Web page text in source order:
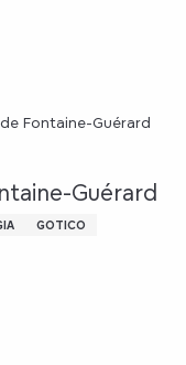
Fontaine-Guérard
Guérard
GOTICO